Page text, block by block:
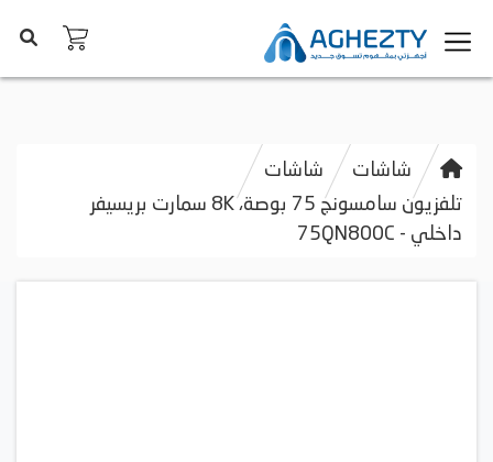
شاشات
شاشات
تلفزيون سامسونج 75 بوصة، 8K سمارت بريسيفر
داخلي - 75QN800C